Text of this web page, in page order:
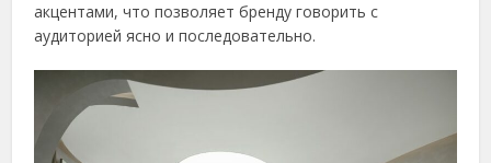
акцентами, что позволяет бренду говорить с
аудиторией ясно и последовательно.